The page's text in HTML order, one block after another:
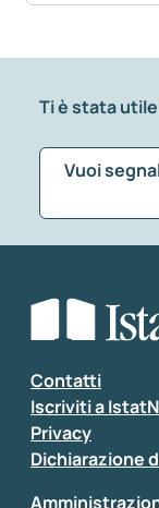
Ti è stata
Vuoi
Seleziona
Inserisci il
Contatti
Iscriviti a
Privacy
Dichiarazione